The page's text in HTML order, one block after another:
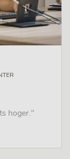
hoger."